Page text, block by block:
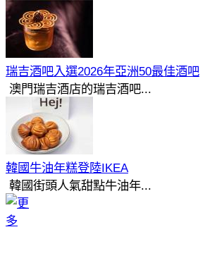
瑞吉酒吧入選2026年亞洲50最佳酒吧
澳門瑞吉酒店的瑞吉酒吧...
韓國牛油年糕登陸IKEA
韓國街頭人氣甜點牛油年...